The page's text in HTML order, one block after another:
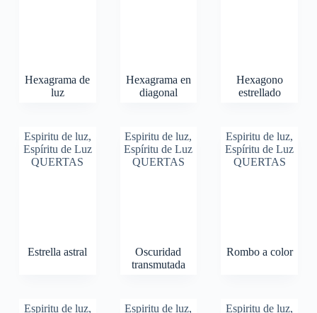
Hexagrama de
luz
Hexagrama en
diagonal
Hexagono
estrellado
Espiritu de luz,
Espíritu de Luz
QUERTAS
Estrella astral
Espiritu de luz,
Espíritu de Luz
QUERTAS
Oscuridad
transmutada
Espiritu de luz,
Espíritu de Luz
QUERTAS
Rombo a color
Espiritu de luz, Espiritu de luz, Espiritu de luz,